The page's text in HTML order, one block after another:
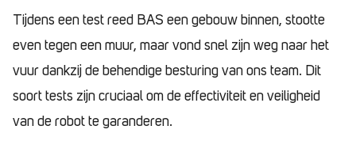
Tijdens een test reed BAS een gebouw binnen, stootte
even tegen een muur, maar vond snel zijn weg naar het
vuur dankzij de behendige besturing van ons team. Dit
soort tests zijn cruciaal om de effectiviteit en veiligheid
van de robot te garanderen.